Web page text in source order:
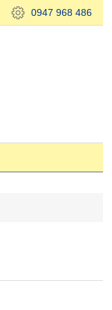
0947 968 486